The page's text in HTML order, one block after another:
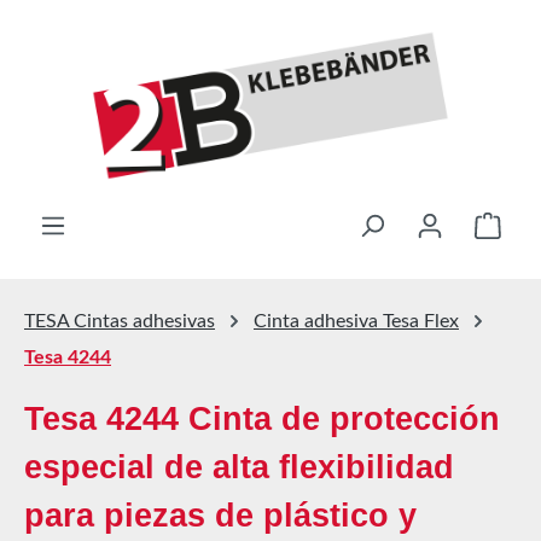
El
TESA Cintas adhesivas
Cinta adhesiva Tesa Flex
Tesa 4244
Tesa 4244 Cinta de protección
especial de alta flexibilidad
para piezas de plástico y